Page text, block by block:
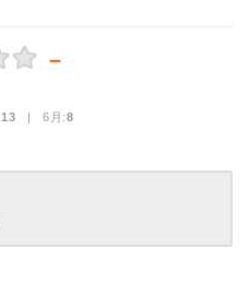
－
13 | 6月:8